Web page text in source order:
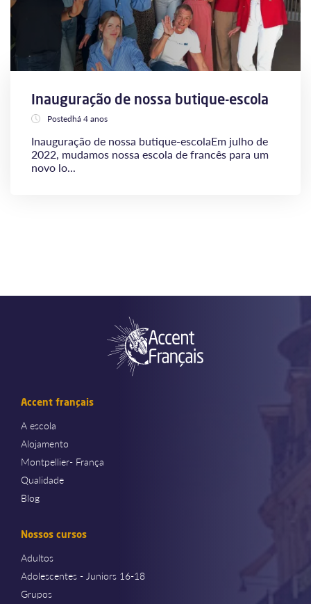
Inauguração de nossa butique-escola
Postedhá 4 anos
Inauguração de nossa butique-escolaEm julho de
2022, mudamos nossa escola de francês para um
novo lo...
Accent français
A escola
Alojamento
Montpellier- França
Qualidade
Blog
Nossos cursos
Adultos
Adolescentes - Juniors 16-18
Grupos